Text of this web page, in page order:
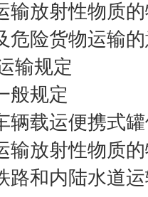
放射性物质
险货物运输
输规定
般规定
载运便携式
放射性物质
和内陆水道